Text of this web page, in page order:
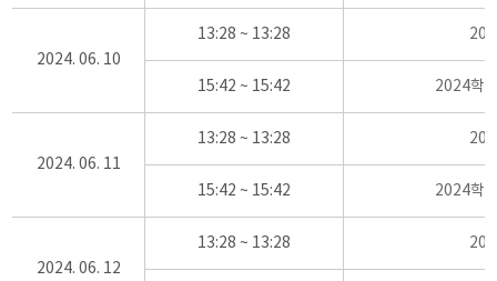
2024. 06. 10
13:28 ~ 13:28
15:42 ~ 15:42 2024학
2024. 06. 11
13:28 ~ 13:28
15:42 ~ 15:42 2024학
2024. 06. 12
13:28 ~ 13:28